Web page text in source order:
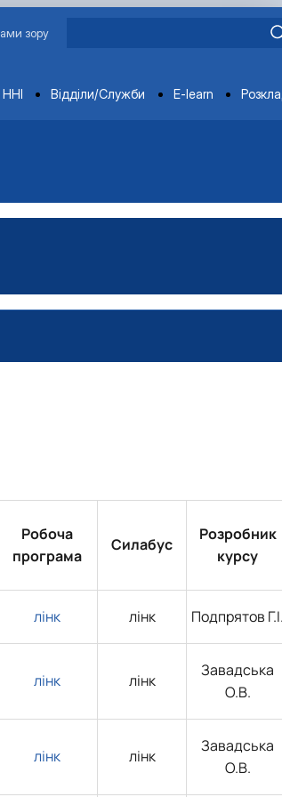
зору
Відділи/Служби E-learn
Робоча
програма
Силабус
Розробник
курсу
лінк лінк Подпрятов
лінк лінк
Завадська
О.В.
лінк лінк
Завадська
О.В.